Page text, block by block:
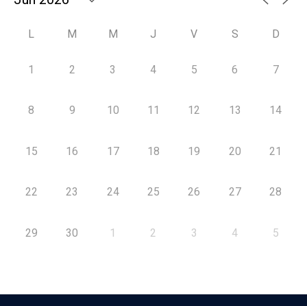
L M M J V S D
1 2 3 4 5 6 7
8 9 10 11 12 13 14
15 16 17 18 19 20 21
22 23 24 25 26 27 28
29 30 1 2 3 4 5